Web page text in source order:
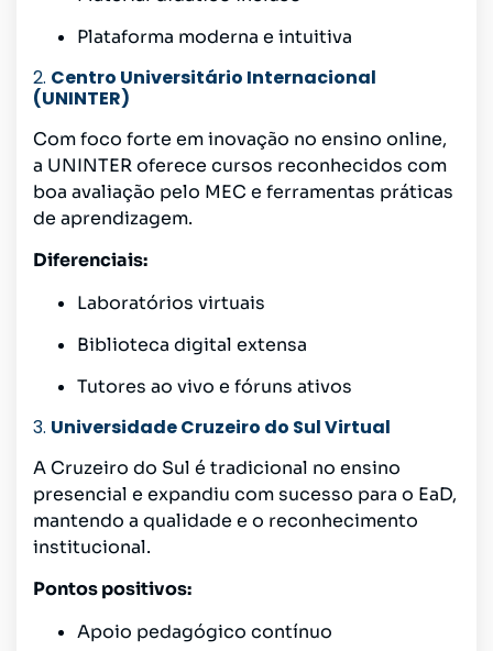
Plataforma moderna e intuitiva
2. Centro Universitário Internacional
(UNINTER)
Com foco forte em inovação no ensino online,
a UNINTER oferece cursos reconhecidos com
boa avaliação pelo MEC e ferramentas práticas
de aprendizagem.
Diferenciais:
Laboratórios virtuais
Biblioteca digital extensa
Tutores ao vivo e fóruns ativos
3. Universidade Cruzeiro do Sul Virtual
A Cruzeiro do Sul é tradicional no ensino
presencial e expandiu com sucesso para o EaD,
mantendo a qualidade e o reconhecimento
institucional.
Pontos positivos:
Apoio pedagógico contínuo